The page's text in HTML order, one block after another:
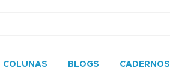
COLUNAS BLOGS CADERNOS